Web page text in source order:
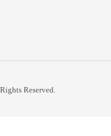
Reserved.